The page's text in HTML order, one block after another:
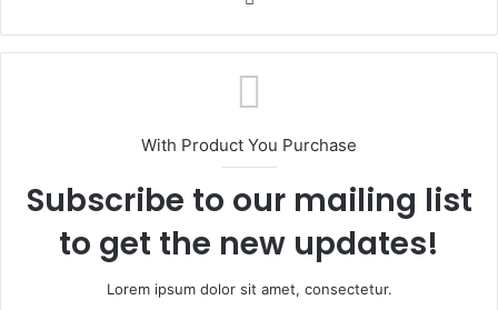
With Product You Purchase
Subscribe to our mailing list
to get the new updates!
Lorem ipsum dolor sit amet, consectetur.